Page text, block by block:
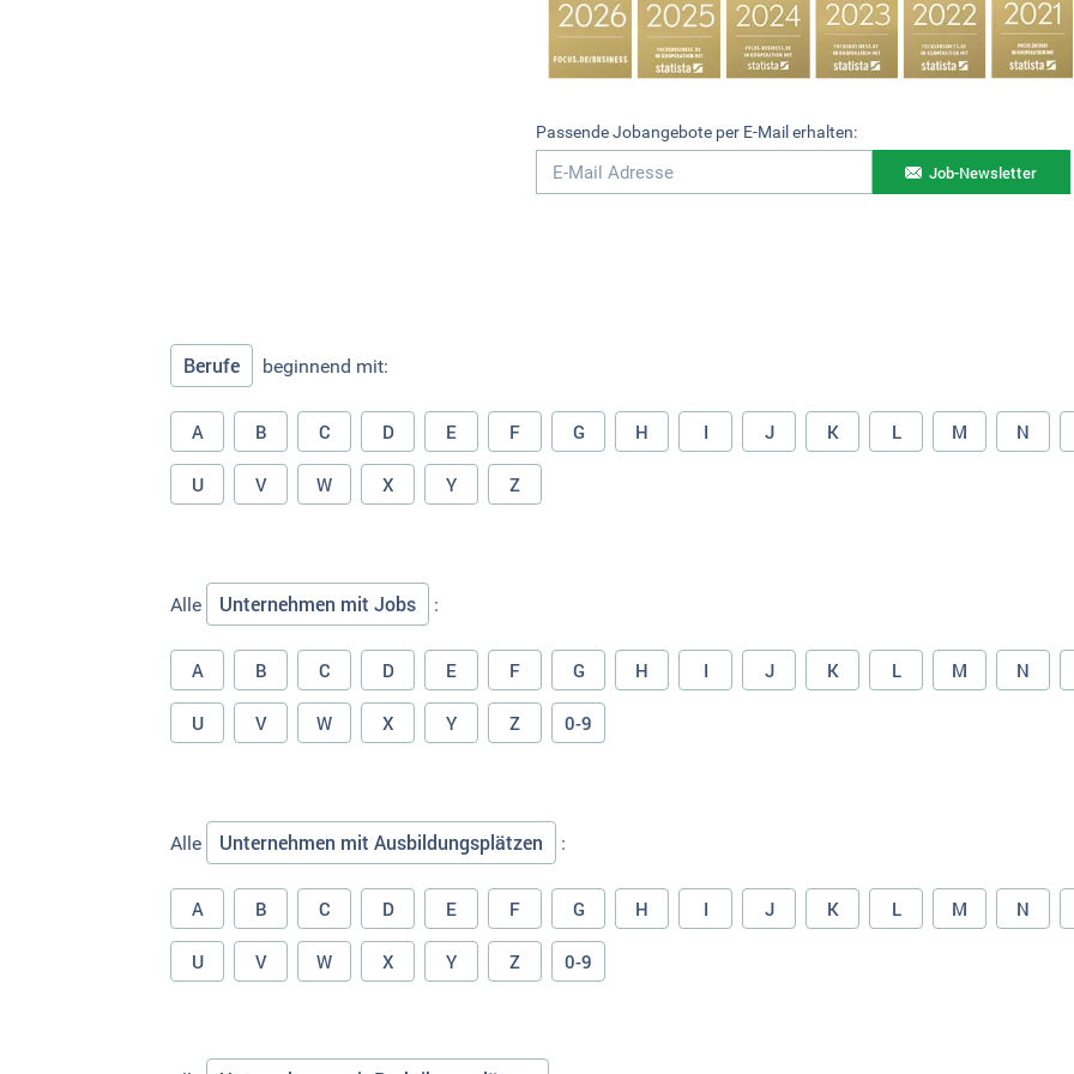
Passende Jobangebote per E-Mail erhalten:
Job-Newsletter
Berufe beginnend mit:
A B C D E F G H I J K L M N
U V W X Y Z
Alle Unternehmen mit Jobs :
A B C D E F G H I J K L M N
U V W X Y Z 0-9
Alle Unternehmen mit Ausbildungsplätzen :
A B C D E F G H I J K L M N
U V W X Y Z 0-9